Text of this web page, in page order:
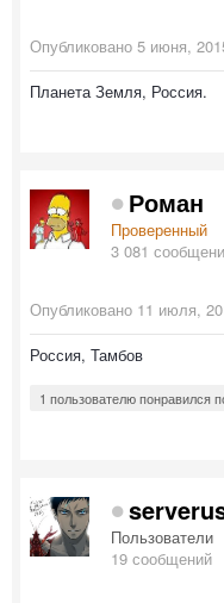
Опубликовано 5 июня,
Планета Земля, Россия.
Роман
Проверенный
3 081
Опубликовано 11 июля,
Россия, Тамбов
1 пользователю понравился
Пользователи
19 сообщений